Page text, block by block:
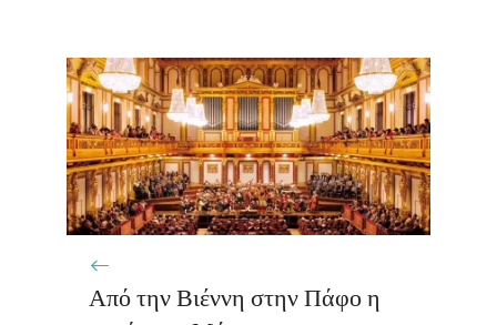
Από την Βιέννη στην Πάφο η